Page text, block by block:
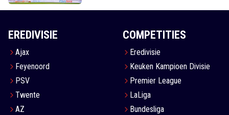
EREDIVISIE
Ajax
Feyenoord
PSV
Twente
AZ
COMPETITIES
Eredivisie
Keuken Kampioen Divisie
Premier League
LaLiga
Bundesliga